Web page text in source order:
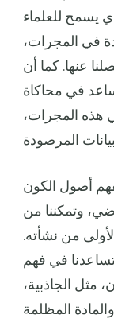
يسمح للعلماء
في المجرات،
عنها. كما أن
في محاكاة
هذه المجرات،
أصول الكون
وتمكننا من
من نشأته.
في فهم
مثل الجاذبية،